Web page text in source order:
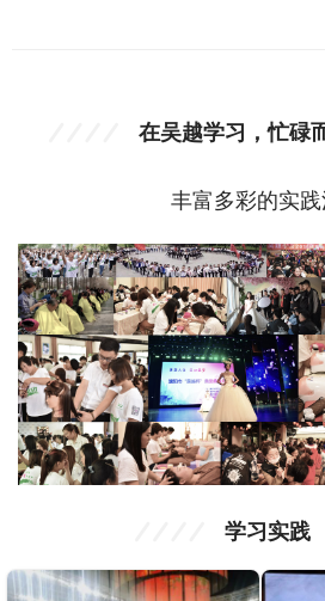
在吴越学习，忙碌
丰富多彩的实
学习实践